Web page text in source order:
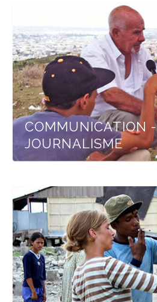
COMMUNICATION -
JOURNALISME